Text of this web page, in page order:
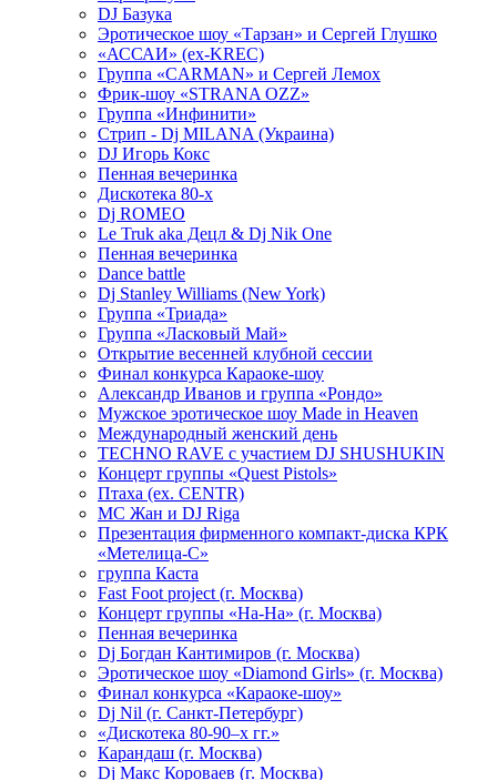
DJ Базука
Эротическое шоу «Тарзан» и Сергей Глушко
«АССАИ» (ex-KREC)
Группа «CARMAN» и Сергей Лемох
Фрик-шоу «STRANA OZZ»
Группа «Инфинити»
Стрип - Dj MILANA (Украина)
DJ Игорь Кокс
Пенная вечеринка
Дискотека 80-х
Dj ROMEO
Le Truk aka Децл & Dj Nik One
Пенная вечеринка
Dance battle
Dj Stanley Williams (New York)
Группа «Триада»
Группа «Ласковый Май»
Открытие весенней клубной сессии
Финал конкурса Караоке-шоу
Александр Иванов и группа «Рондо»
Мужское эротическое шоу Made in Heaven
Международный женский день
TECHNO RAVE с участием DJ SHUSHUKIN
Концерт группы «Quest Pistols»
Птаха (ex. CENTR)
МС Жан и DJ Riga
Презентация фирменного компакт-диска КРК
«Метелица-С»
группа Каста
Fast Foot project (г. Москва)
Концерт группы «На-На» (г. Москва)
Пенная вечеринка
Dj Богдан Кантимиров (г. Москва)
Эротическое шоу «Diamond Girls» (г. Москва)
Финал конкурса «Караоке-шоу»
Dj Nil (г. Санкт-Петербург)
«Дискотека 80-90–х гг.»
Карандаш (г. Москва)
Dj Макс Короваев (г. Москва)